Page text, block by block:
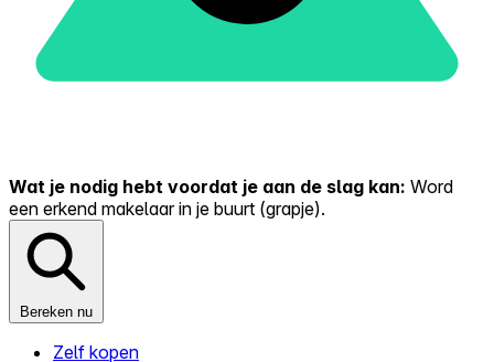
Wat je nodig hebt voordat je aan de slag kan: Word
een erkend makelaar in je buurt (grapje).
Bereken nu
Zelf kopen